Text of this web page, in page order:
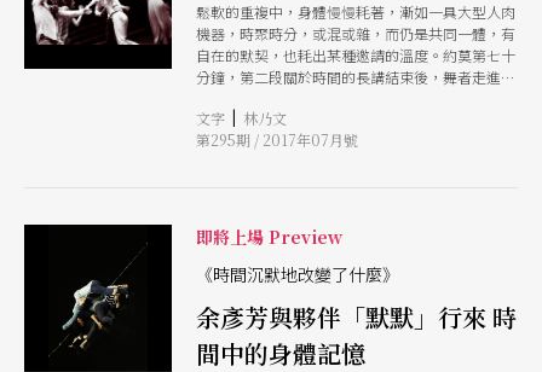
鬆軟的重複中，身體慢慢耗著，漸如一具大型人肉
機器，時聚時分，或混或雜，而仍是共同一體，有
自在的默契，也耗出某種邀請的溫度。約莫第七十
分鐘，第二段關於時間的長講結束後，舞者走進觀
倏然在座位上痙攣起來，抖落外衣，重回舞台，標
示了自己的不可溶解。就在最後這一刻，他們決定
文字 | 林乃文
第295期 / 2017年07月號
即將上場 Preview
《時間沉默地改變了什麼》
余彥芳與夥伴「默默」行來 時
間中的身體記憶